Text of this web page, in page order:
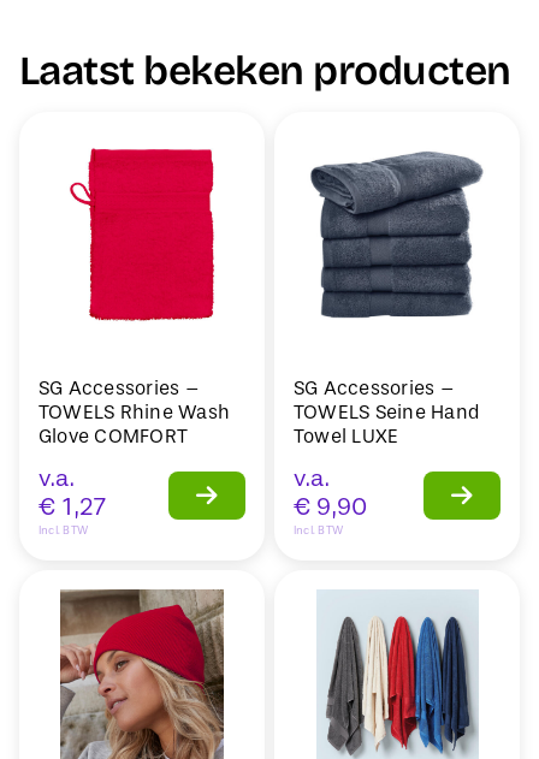
Laatst bekeken producten
SG Accessories –
TOWELS Rhine Wash
Glove COMFORT
v.a.
€ 1,27
Incl. BTW
SG Accessories –
TOWELS Seine Hand
Towel LUXE
v.a.
€ 9,90
Incl. BTW